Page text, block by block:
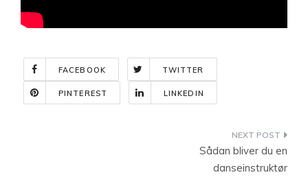
FACEBOOK TWITTER
PINTEREST LINKEDIN
Sådan bliver du en
danseinstruktør